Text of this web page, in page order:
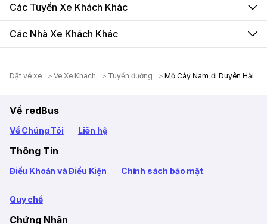
Các Tuyến Xe Khách Khác
Các Nhà Xe Khách Khác
Dặt vé xe ＞Ve Xe Khach ＞ Tuyến đường ＞Mỏ Cày Nam đi Duyên Hải
Về redBus
Về Chúng Tôi Liên hệ
Thông Tin
Điều Khoản và Điều Kiện Chính sách bảo mật
Quy chế
Chứng Nhận